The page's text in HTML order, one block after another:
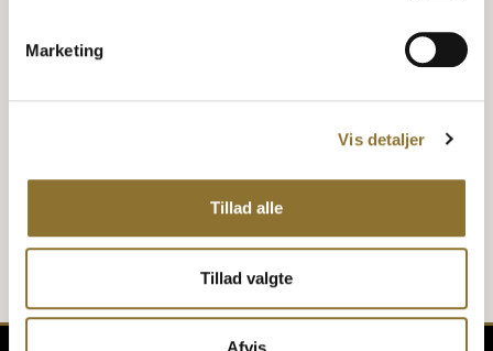
Marketing
Vis detaljer
Tillad alle
Tillad valgte
− +